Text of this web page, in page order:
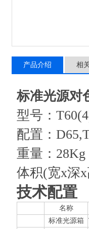
产品介绍 相
标准光源对
型号：
配置：
重量：28Kg
体积(宽x深x
技术配置
名称
标准光源箱